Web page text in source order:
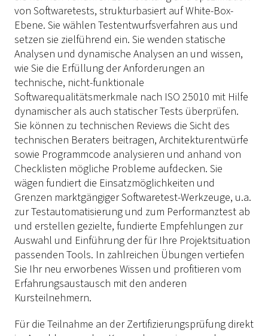
von Softwaretests, strukturbasiert auf White-Box-
Ebene. Sie wählen Testentwurfsverfahren aus und
setzen sie zielführend ein. Sie wenden statische
Analysen und dynamische Analysen an und wissen,
wie Sie die Erfüllung der Anforderungen an
technische, nicht-funktionale
Softwarequalitätsmerkmale nach ISO 25010 mit Hilfe
dynamischer als auch statischer Tests überprüfen.
Sie können zu technischen Reviews die Sicht des
technischen Beraters beitragen, Architekturentwürfe
sowie Programmcode analysieren und anhand von
Checklisten mögliche Probleme aufdecken. Sie
wägen fundiert die Einsatzmöglichkeiten und
Grenzen marktgängiger Softwaretest-Werkzeuge, u.a.
zur Testautomatisierung und zum Performanztest ab
und erstellen gezielte, fundierte Empfehlungen zur
Auswahl und Einführung der für Ihre Projektsituation
passenden Tools. In zahlreichen Übungen vertiefen
Sie Ihr neu erworbenes Wissen und profitieren vom
Erfahrungsaustausch mit den anderen
Kursteilnehmern.
Für die Teilnahme an der Zertifizierungsprüfung direkt